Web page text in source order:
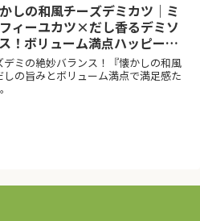
しの和風チーズデミカツ｜ミ
ィーユカツ×だし香るデミソ
！ボリューム満点ハッピー
メニュー
ミの絶妙バランス！『懐かしの和風
の旨みとボリューム満点で満足感た